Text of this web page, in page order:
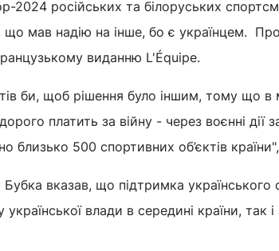
2024 російських та білоруських
що мав надію на інше, бо є українцем.
виданню L'Équipe.
би, щоб рішення було іншим, тому що в
платить за війну - через воєнні дії
близько 500 спортивних об’єктів
вказав, що підтримка
влади в середині країни, так